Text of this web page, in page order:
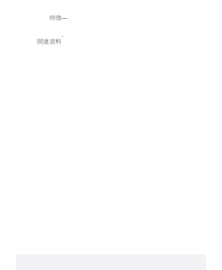
特徴---
関連資料
-